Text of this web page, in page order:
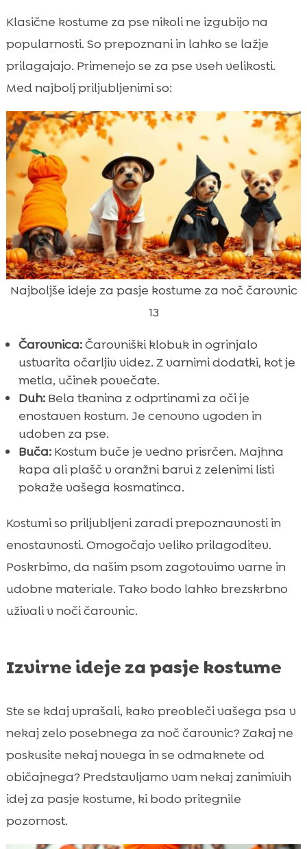
Klasične kostume za pse nikoli ne izgubijo na
popularnosti. So prepoznani in lahko se lažje
prilagajajo. Primenejo se za pse vseh velikosti.
Med najbolj priljubljenimi so:
Najboljše ideje za pasje kostume za noč čarovnic
13
Čarovnica:Čarovniški klobuk in ogrinjalo
ustvarita očarljiv videz. Z varnimi dodatki, kot je
metla, učinek povečate.
Duh:Bela tkanina z odprtinami za oči je
enostaven kostum. Je cenovno ugoden in
udoben za pse.
Buča:Kostum buče je vedno prisrčen. Majhna
kapa ali plašč v oranžni barvi z zelenimi listi
pokaže vašega kosmatinca.
Kostumi so priljubljeni zaradi prepoznavnosti in
enostavnosti. Omogočajo veliko prilagoditev.
Poskrbimo, da našim psom zagotovimo varne in
udobne materiale. Tako bodo lahko brezskrbno
uživali v noči čarovnic.
Izvirne ideje za pasje kostume
Ste se kdaj vprašali, kako preobleči vašega psa v
nekaj zelo posebnega za noč čarovnic? Zakaj ne
poskusite nekaj novega in se odmaknete od
običajnega? Predstavljamo vam nekaj zanimivih
idej za pasje kostume, ki bodo pritegnile
pozornost.